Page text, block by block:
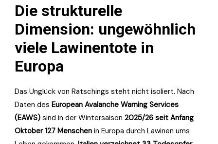
Die strukturelle
Dimension: ungewöhnlich
viele Lawinentote in
Europa
Das Unglück von Ratschings steht nicht isoliert. Nach
Daten des European Avalanche Warning Services
(EAWS) sind in der Wintersaison 2025/26 seit Anfang
Oktober 127 Menschen in Europa durch Lawinen ums